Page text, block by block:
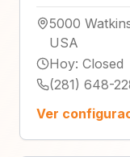
5000
USA
Hoy: Closed
(281) 648-
Ver